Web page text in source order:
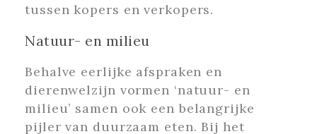
tussen kopers en verkopers.
Natuur- en milieu
Behalve eerlijke afspraken en
dierenwelzijn vormen ‘natuur- en
milieu’ samen ook een belangrijke
pijler van duurzaam eten. Bij het